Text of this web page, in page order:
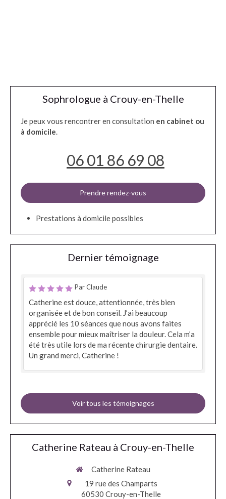
Sophrologue à Crouy-en-Thelle
Je peux vous rencontrer en consultation en cabinet ou
à domicile.
06 01 86 69 08
Prendre rendez-vous
Prestations à domicile possibles
Dernier témoignage
Par Claude
Catherine est douce, attentionnée, très bien
organisée et de bon conseil. J’ai beaucoup
apprécié les 10 séances que nous avons faites
ensemble pour mieux maîtriser la douleur. Cela m’a
été très utile lors de ma récente chirurgie dentaire.
Un grand merci, Catherine !
Voir tous les témoignages
Catherine Rateau à Crouy-en-Thelle
Catherine Rateau
19 rue des Champarts
60530 Crouy-en-Thelle